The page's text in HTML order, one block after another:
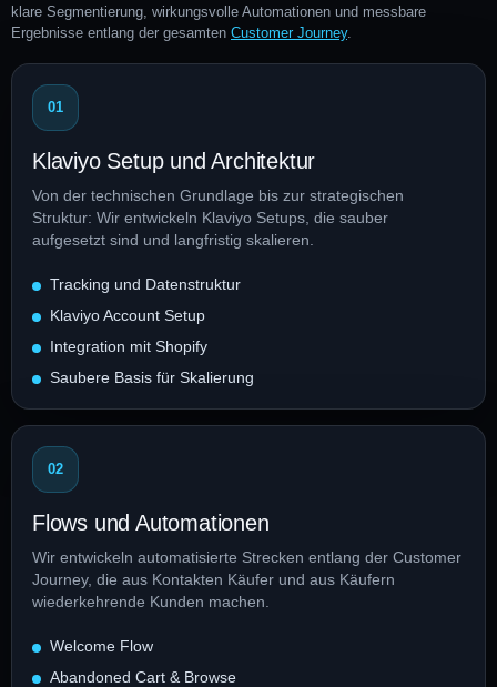
klare Segmentierung, wirkungsvolle Automationen und messbare
Ergebnisse entlang der gesamten Customer Journey.
01
Klaviyo Setup und Architektur
Von der technischen Grundlage bis zur strategischen
Struktur: Wir entwickeln Klaviyo Setups, die sauber
aufgesetzt sind und langfristig skalieren.
Tracking und Datenstruktur
Klaviyo Account Setup
Integration mit Shopify
Saubere Basis für Skalierung
02
Flows und Automationen
Wir entwickeln automatisierte Strecken entlang der Customer
Journey, die aus Kontakten Käufer und aus Käufern
wiederkehrende Kunden machen.
Welcome Flow
Abandoned Cart & Browse